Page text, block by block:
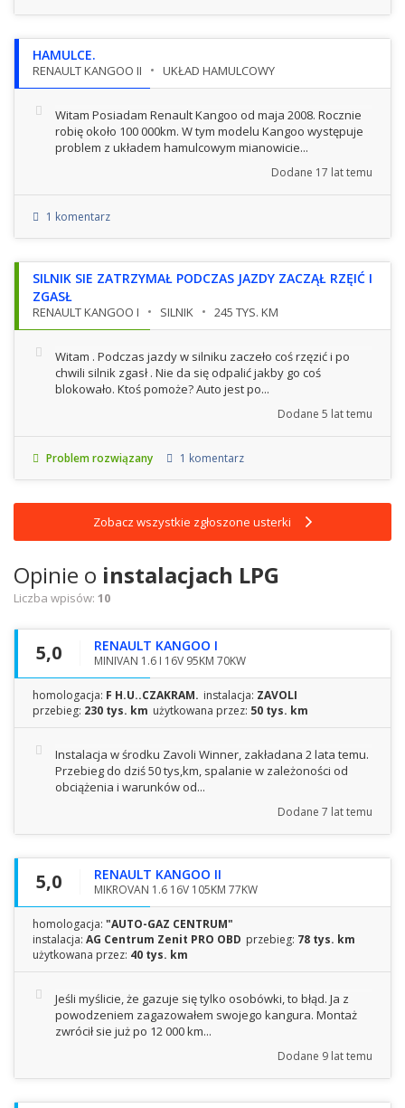
HAMULCE.
RENAULT KANGOO II UKŁAD HAMULCOWY
Witam Posiadam Renault Kangoo od maja 2008. Rocznie
robię około 100 000km. W tym modelu Kangoo występuje
problem z układem hamulcowym mianowicie...
Dodane 17 lat temu
1 komentarz
SILNIK SIE ZATRZYMAŁ PODCZAS JAZDY ZACZĄŁ RZĘIĆ I
ZGASŁ
RENAULT KANGOO I SILNIK 245 TYS. KM
Witam . Podczas jazdy w silniku zaczeło coś rzęzić i po
chwili silnik zgasł . Nie da się odpalić jakby go coś
blokowało. Ktoś pomoże? Auto jest po...
Dodane 5 lat temu
Problem rozwiązany 1 komentarz
Zobacz wszystkie zgłoszone usterki
Opinie o instalacjach LPG
Liczba wpisów: 10
5,0 RENAULT KANGOO I
MINIVAN 1.6 I 16V 95KM 70KW
homologacja: F H.U..CZAKRAM. instalacja: ZAVOLI
przebieg: 230 tys. km użytkowana przez: 50 tys. km
Instalacja w środku Zavoli Winner, zakładana 2 lata temu.
Przebieg do dziś 50 tys,km, spalanie w zależoności od
obciążenia i warunków od...
Dodane 7 lat temu
5,0 RENAULT KANGOO II
MIKROVAN 1.6 16V 105KM 77KW
homologacja: "AUTO-GAZ CENTRUM"
instalacja: AG Centrum Zenit PRO OBD przebieg: 78 tys. km
użytkowana przez: 40 tys. km
Jeśli myślicie, że gazuje się tylko osobówki, to błąd. Ja z
powodzeniem zagazowałem swojego kangura. Montaż
zwrócił sie już po 12 000 km...
Dodane 9 lat temu